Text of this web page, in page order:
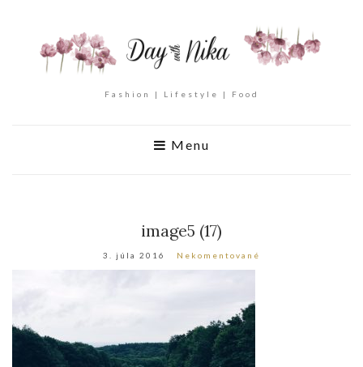
Fashion | Lifestyle | Food
Menu
image5 (17)
3. júla 2016 Nekomentované